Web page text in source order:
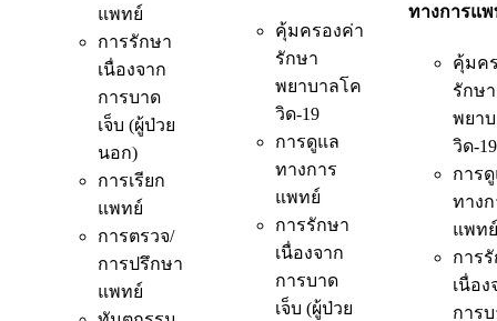
แพทย์
การรักษา
เนื่องจาก
การบาด
เจ็บ (ผู้ป่วย
นอก)
การเรียก
แพทย์
การตรวจ/
การปรึกษา
แพทย์
คุ้มครองค่า
รักษา
พยาบาลโค
วิด-19
การดูแล
ทางการ
แพทย์
การรักษา
เนื่องจาก
การบาด
เจ็บ (ผู้ป่วย
ทางการแ
คุ้มค
รักษา
พยา
วิด-19
การ
ทาง
แพทย์
การ
เนื่อง
การ